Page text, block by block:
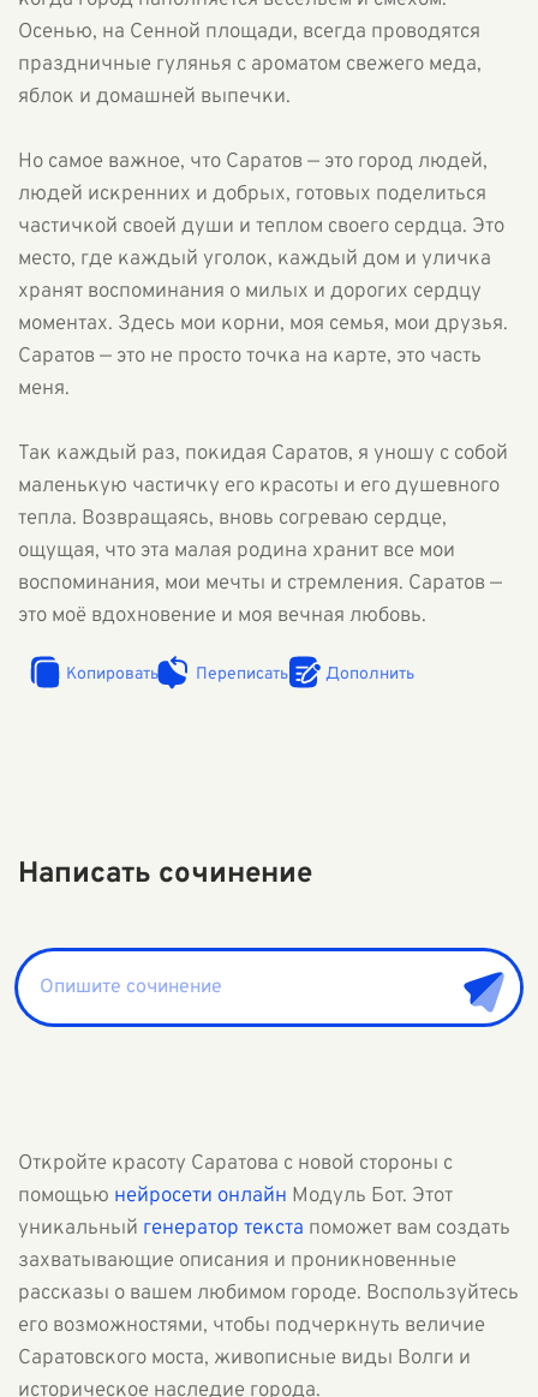
Осенью, на Сенной площади, всегда проводятся
праздничные гулянья с ароматом свежего меда,
яблок и домашней выпечки.
Но самое важное, что Саратов — это город людей,
людей искренних и добрых, готовых поделиться
частичкой своей души и теплом своего сердца. Это
место, где каждый уголок, каждый дом и уличка
хранят воспоминания о милых и дорогих сердцу
моментах. Здесь мои корни, моя семья, мои друзья.
Саратов — это не просто точка на карте, это часть
меня.
Так каждый раз, покидая Саратов, я уношу с собой
маленькую частичку его красоты и его душевного
тепла. Возвращаясь, вновь согреваю сердце,
ощущая, что эта малая родина хранит все мои
воспоминания, мои мечты и стремления. Саратов —
это моё вдохновение и моя вечная любовь.
Копировать Переписать Дополнить
Написать сочинение
Откройте красоту Саратова с новой стороны с
помощью нейросети онлайн Модуль Бот. Этот
уникальный генератор текста поможет вам создать
захватывающие описания и проникновенные
рассказы о вашем любимом городе. Воспользуйтесь
его возможностями, чтобы подчеркнуть величие
Саратовского моста, живописные виды Волги и
историческое наследие города.